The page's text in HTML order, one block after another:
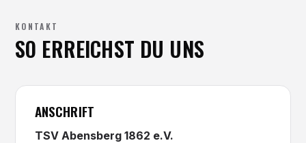
KONTAKT
SO ERREICHST DU UNS
ANSCHRIFT
TSV Abensberg 1862 e.V.